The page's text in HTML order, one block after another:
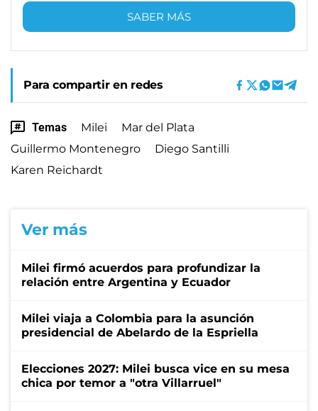
SABER MÁS
Para compartir en redes
Temas Milei
Mar del Plata
Guillermo Montenegro
Diego Santilli
Karen Reichardt
Ver más
Milei firmó acuerdos para profundizar la
relación entre Argentina y Ecuador
Milei viaja a Colombia para la asunción
presidencial de Abelardo de la Espriella
Elecciones 2027: Milei busca vice en su mesa
chica por temor a "otra Villarruel"